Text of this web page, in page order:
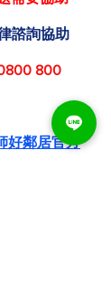
諮詢協助
800
好鄰居官方